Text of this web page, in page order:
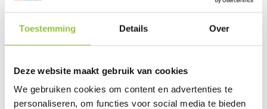
Toestemming Details Over
Deze website maakt gebruik van cookies
We gebruiken cookies om content en advertenties te
personaliseren, om functies voor social media te bieden
COLO.HBCW.MA.4616 16mm knelkoppeling wand
Buitenste leiding is de retour (leidingen 5cm hart op hart
uit elkaar haaks naar achteren)
Foto('s):